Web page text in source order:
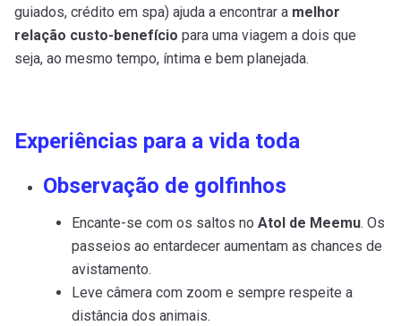
guiados, crédito em spa) ajuda a encontrar a melhor
relação custo-benefício para uma viagem a dois que
seja, ao mesmo tempo, íntima e bem planejada.
Experiências para a vida toda
Observação de golfinhos
Encante-se com os saltos no Atol de Meemu. Os
passeios ao entardecer aumentam as chances de
avistamento.
Leve câmera com zoom e sempre respeite a
distância dos animais.